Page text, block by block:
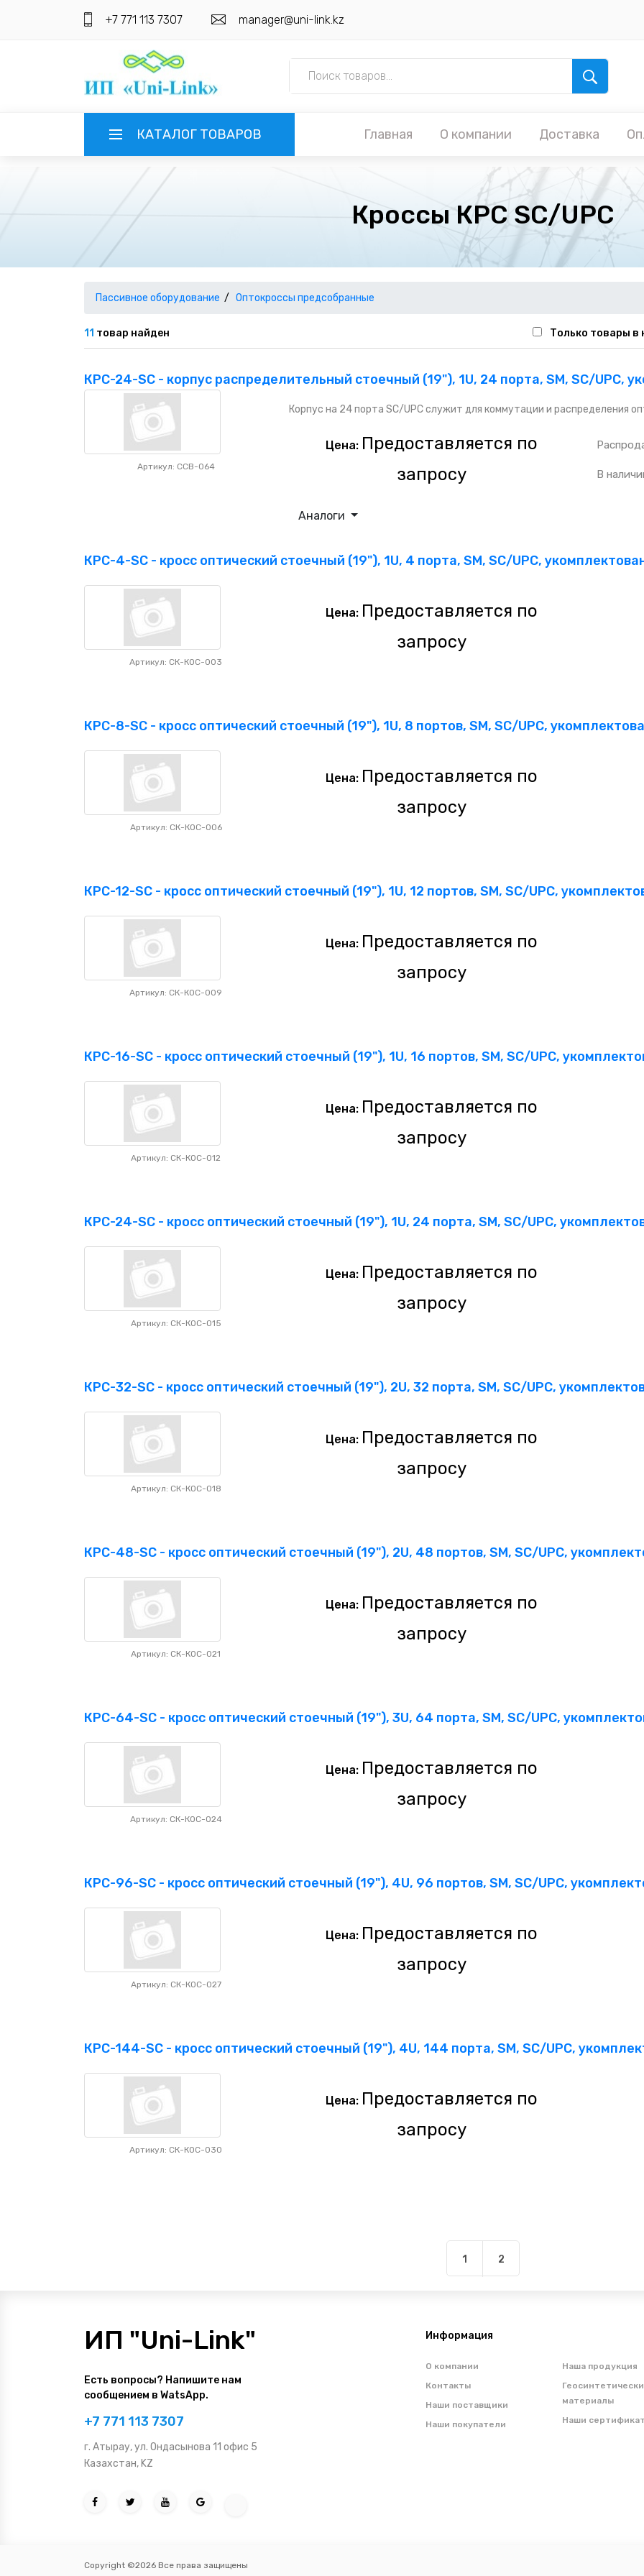
+7 771 113 7307 manager@uni-link.kz
КАТАЛОГ ТОВАРОВ Главная О компании Доставка
О КОМПАНИИ
ИНФОРМАЦИЯ
НАШИ ПОСТАВЩИКИ
НАШИ ПОКУПАТЕЛИ
ГЕОСИНТЕТИЧЕСКИЕ МАТЕРИАЛЫ
НАШИ СЕРТИФИКАТЫ
КОНТАКТЫ
+7 771 113 7307
Кроссы КРС SC/UPC
Пассивное оборудование Оптокроссы предсобранные
11 товар найден Только товары в
КРС-24-SC - корпус распределительный стоечный (19"), 1U, 24 порта, SM, SC/UPC,
Артикул: CCB-064
Корпус на 24 порта SC/UPC служит для коммутации и распределения
Цена: Предоставляется по
запросу
Аналоги
В
КРС-4-SC - кросс оптический стоечный (19"), 1U, 4 порта, SM, SC/UPC,
Артикул: СК-КОС-003
Цена: Предоставляется по
запросу
КРС-8-SC - кросс оптический стоечный (19"), 1U, 8 портов, SM, SC/UPC,
Артикул: СК-КОС-006
Цена: Предоставляется по
запросу
КРС-12-SC - кросс оптический стоечный (19"), 1U, 12 портов, SM, SC/UPC,
Артикул: СК-КОС-009
Цена: Предоставляется по
запросу
КРС-16-SC - кросс оптический стоечный (19"), 1U, 16 портов, SM, SC/UPC,
Артикул: СК-КОС-012
Цена: Предоставляется по
запросу
КРС-24-SC - кросс оптический стоечный (19"), 1U, 24 порта, SM, SC/UPC,
Артикул: СК-КОС-015
Цена: Предоставляется по
запросу
КРС-32-SC - кросс оптический стоечный (19"), 2U, 32 порта, SM, SC/UPC,
Артикул: СК-КОС-018
Цена: Предоставляется по
запросу
КРС-48-SC - кросс оптический стоечный (19"), 2U, 48 портов, SM, SC/UPC,
Артикул: СК-КОС-021
Цена: Предоставляется по
запросу
КРС-64-SC - кросс оптический стоечный (19"), 3U, 64 порта, SM, SC/UPC,
Артикул: СК-КОС-024
Цена: Предоставляется по
запросу
КРС-96-SC - кросс оптический стоечный (19"), 4U, 96 портов, SM, SC/UPC,
Артикул: СК-КОС-027
Цена: Предоставляется по
запросу
КРС-144-SC - кросс оптический стоечный (19"), 4U, 144 порта, SM, SC/UPC,
Артикул: СК-КОС-030
Цена: Предоставляется по
запросу
1 2
ИП "Uni-Link"
Есть вопросы? Напишите нам
сообщением в WatsApp.
+7 771 113 7307
г. Атырау, ул. Ондасынова 11 офис 5
Казахстан, KZ
Информация
О компании
Контакты
Наши поставщики
Наши покупатели
Наша продукция
материалы
Наши
Copyright ©2026 Все права защищены